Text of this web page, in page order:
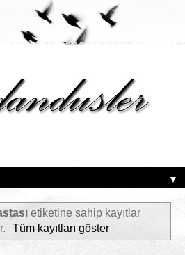
▼
etiketine sahip kayıtlar
Tüm kayıtları göster